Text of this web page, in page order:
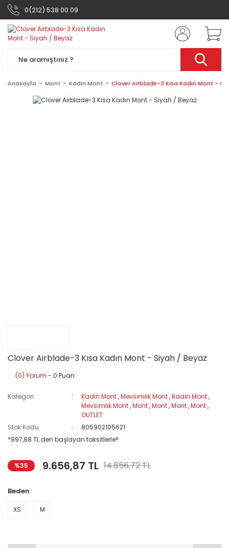
0(212) 538 00 09
Anasayfa Mont Kadın Mont Clover Airblade-3 Kısa Kadın Mont -
Clover Airblade-3 Kısa Kadın Mont - Siyah / Beyaz
(0) Yorum - 0 Puan
Kategori Kadın Mont,Mevsimlik Mont,Kadın Mont,
Mevsimlik Mont,Mont,Mont,Mont,Mont,
OUTLET
Stok Kodu
805902105621
*997,88 TL den başlayan taksitlerle!!
%35 9.656,87 TL 14.856,72 TL
Beden
XS M